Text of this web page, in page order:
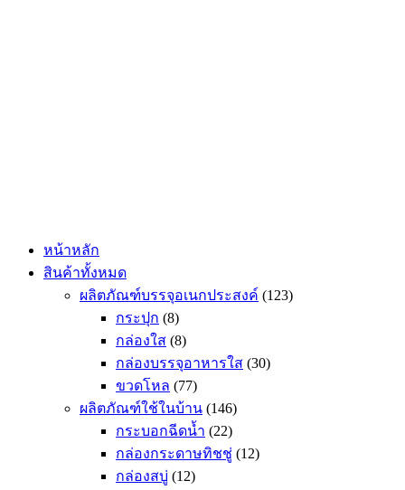
หน้าหลัก
สินค้าทั้งหมด
ผลิตภัณฑ์บรรจุอเนกประสงค์ (123)
กระปุก (8)
กล่องใส (8)
กล่องบรรจุอาหารใส (30)
ขวดโหล (77)
ผลิตภัณฑ์ใช้ในบ้าน (146)
กระบอกฉีดน้ำ (22)
กล่องกระดาษทิชชู่ (12)
กล่องสบู่ (12)